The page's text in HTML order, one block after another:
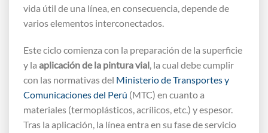
vida útil de una línea, en consecuencia, depende de
varios elementos interconectados.
Este ciclo comienza con la preparación de la superficie
y la aplicación de la pintura vial, la cual debe cumplir
con las normativas del Ministerio de Transportes y
Comunicaciones del Perú (MTC) en cuanto a
materiales (termoplásticos, acrílicos, etc.) y espesor.
Tras la aplicación, la línea entra en su fase de servicio